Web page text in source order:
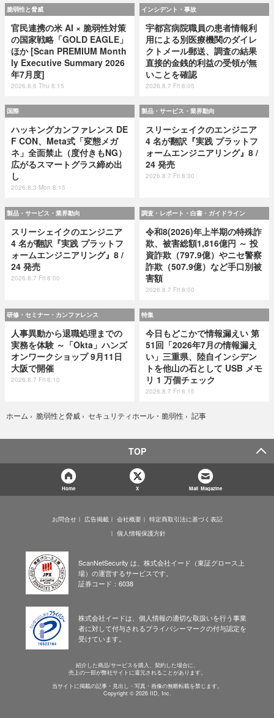
脆弱性と脅威
官民連携の米 AI × 脆弱性対策
の国家戦略「GOLD EAGLE」
ほか [Scan PREMIUM Month
ly Executive Summary 2026
年7月度]
2026.8.6 Thu 8:15
インシデント・事故
宇都宮病院職員の患者情報利
用による別医療機関のダイレ
クトメール郵送、調査の結果
直接的金銭的利益の受領が無
いことを確認
2026.8.7 Fri 8:05
国際
ハッキングカンファレンス DE
F CON、Meta式「変態メガ
ネ」全面禁止（度付きもNG）
広がるスマートグラス締め出
し
2026.8.3 Mon 8:15
製品・サービス・業界動向
スリーシェイクのエンジニア
4 名が翻訳『実践 プラットフ
ォームエンジニアリング』8 /
24 発売
2026.8.7 Fri 8:00
製品・サービス・業界動向
スリーシェイクのエンジニア
4 名が翻訳『実践 プラットフ
ォームエンジニアリング』8 /
24 発売
2026.8.7 Fri 8:00
調査・レポート・白書・ガイドライン
令和8(2026)年上半期の特殊詐
欺、被害総額1,816億円 ～ 投
資詐欺（797.9億）やニセ警察
詐欺（507.9億）など手口別被
害額
2026.8.7 Fri 8:00
研修・セミナー・カンファレンス
人事異動から退職処理までの
実務を体験 ～「Okta」ハンズ
オンワークショップ 9月11日
大阪で開催
2026.8.7 Fri 8:10
特集
今日もどこかで情報漏えい 第
51回「2026年7月の情報漏え
い」三重県、陸自インシデン
トを他山の石として USB メモ
リ 1 万個チェック
2026.8.7 Fri 8:15
ホーム › 脆弱性と脅威 › セキュリティホール・脆弱性 › 記事
TOP
Home X Mail Magazine
お問合せ 広告掲載 会社概要
特定商取引法に基づく表記
個人情報保護方針
ScanNetSecurity は、株式会社イード（東証グロース上
場）の運営するサービスです。
証券コード：6038
株式会社イードは、個人情報の適切な取扱いを行う事業
者に対して付与されるプライバシーマークの付与認定を
受けています。
紹介した商品/サービスを購入、契約した場合に、
売上の一部が弊社サイトに還元されることがあります。
当サイトに掲載の記事・見出し・写真・画像の無断転載を禁じます。
Copyright © 2026 IID, Inc.